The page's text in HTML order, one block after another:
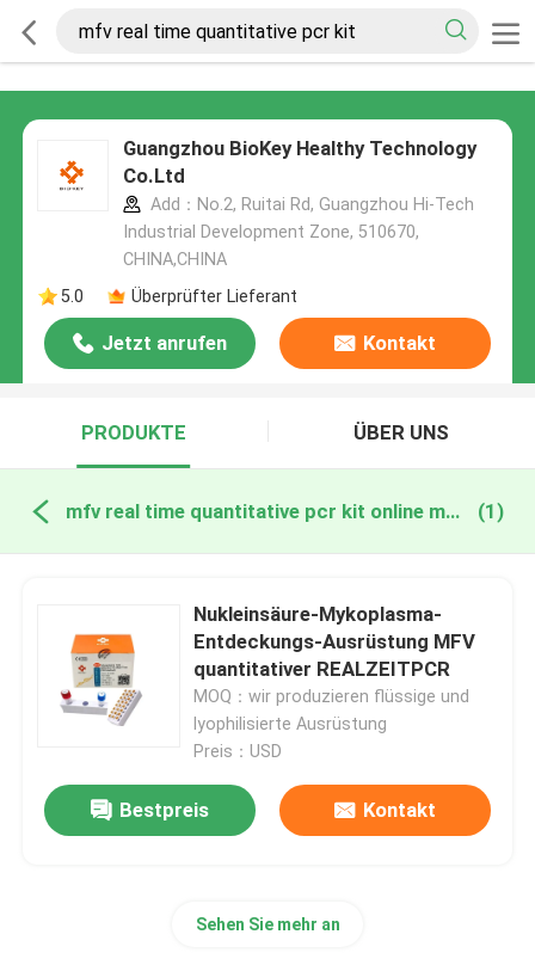
Guangzhou BioKey Healthy Technology
Co.Ltd
Add：No.2, Ruitai Rd, Guangzhou Hi-Tech
Industrial Development Zone, 510670,
CHINA,CHINA
5.0
Überprüfter Lieferant
Jetzt anrufen Kontakt
PRODUKTE ÜBER UNS
mfv real time quantitative pcr kit online manufacture (1)
Nukleinsäure-Mykoplasma-
Entdeckungs-Ausrüstung MFV
quantitativer REALZEITPCR
MOQ：wir produzieren flüssige und
lyophilisierte Ausrüstung
Preis：USD
Bestpreis Kontakt
Sehen Sie mehr an